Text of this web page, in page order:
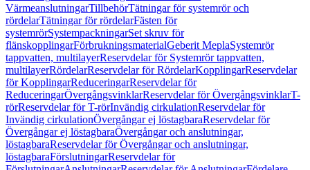
VärmeanslutningarTillbehörTätningar för systemrör och
rördelarTätningar för rördelarFästen för
systemrörSystempackningarSet skruv för
flänskopplingarFörbrukningsmaterialGeberit MeplaSystemrör
tappvatten, multilayerReservdelar för Systemrör tappvatten,
multilayerRördelarReservdelar för RördelarKopplingarReservdelar
för KopplingarReduceringarReservdelar för
ReduceringarÖvergångsvinklarReservdelar för ÖvergångsvinklarT-
rörReservdelar för T-rörInvändig cirkulationReservdelar för
Invändig cirkulationÖvergångar ej löstagbaraReservdelar för
Övergångar ej löstagbaraÖvergångar och anslutningar,
löstagbaraReservdelar för Övergångar och anslutningar,
löstagbaraFörslutningarReservdelar för